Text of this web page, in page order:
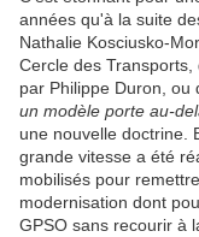
années qu'à la suite
Nathalie Kosciusko-
Cercle des
par Philippe Duron, ou
un modèle porte au-
une nouvelle doctrine.
grande vitesse a été
mobilisés pour
modernisation dont
GPSO sans recourir à